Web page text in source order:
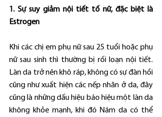
1. Sự suy giảm nội tiết tố nữ, đặc biệt là
Estrogen
Khi các chị em phụ nữ sau 25 tuổi hoặc phụ
nữ sau sinh thì thường bị rối loạn nội tiết.
Làn da trở nên khô ráp, không có sự đàn hồi
cũng như xuất hiện các nếp nhăn ở da, đây
cũng là những dấu hiệu báo hiệu một làn da
không khỏe mạnh, khi đó Nám da có thể